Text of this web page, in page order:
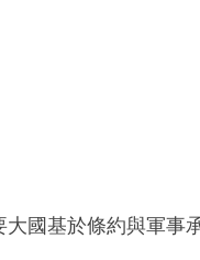
國基於條約與軍事